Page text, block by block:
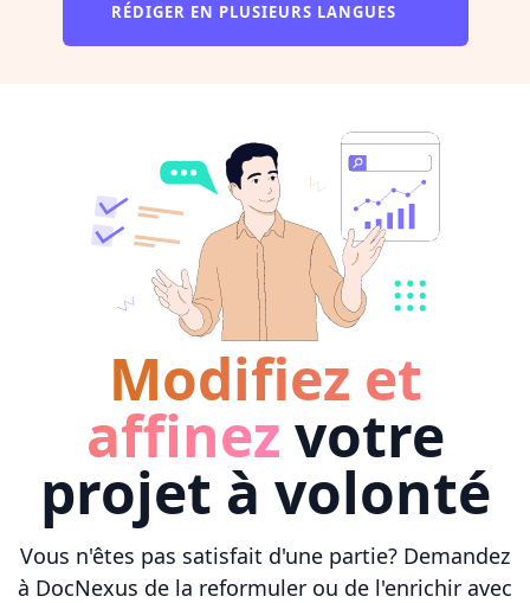
RÉDIGER EN PLUSIEURS LANGUES
Modifiez et
affinez votre
projet à volonté
Vous n'êtes pas satisfait d'une partie? Demandez
à DocNexus de la reformuler ou de l'enrichir avec